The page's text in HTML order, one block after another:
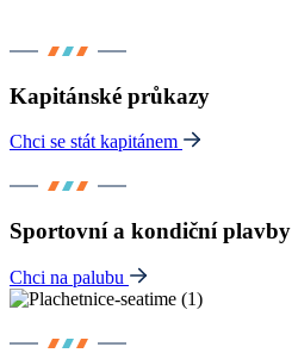
Kapitánské průkazy
Chci se stát kapitánem
Sportovní a kondiční plavby
Chci na palubu